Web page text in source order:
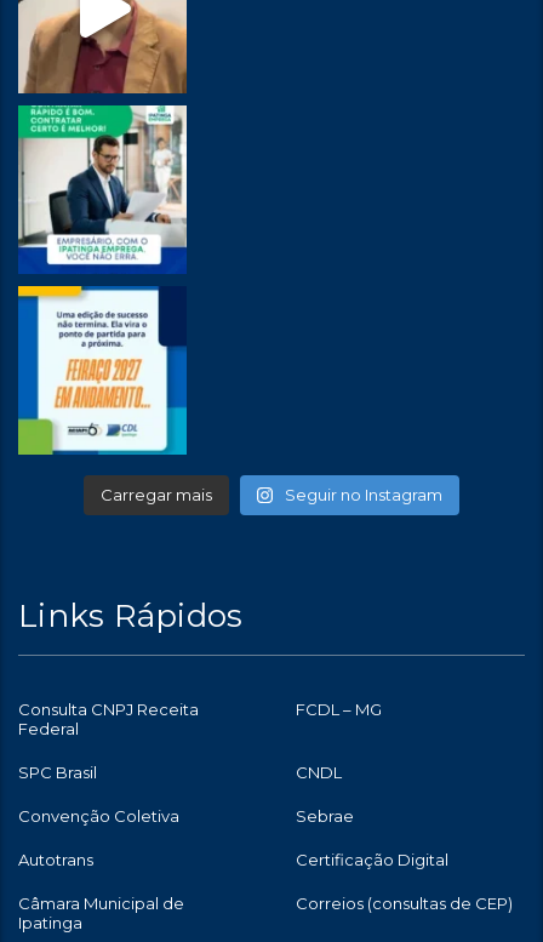
Carregar mais Seguir no Instagram
Links Rápidos
Consulta CNPJ Receita
Federal
FCDL – MG
SPC Brasil CNDL
Convenção Coletiva Sebrae
Autotrans Certificação Digital
Câmara Municipal de
Ipatinga
Correios (consultas de CEP)